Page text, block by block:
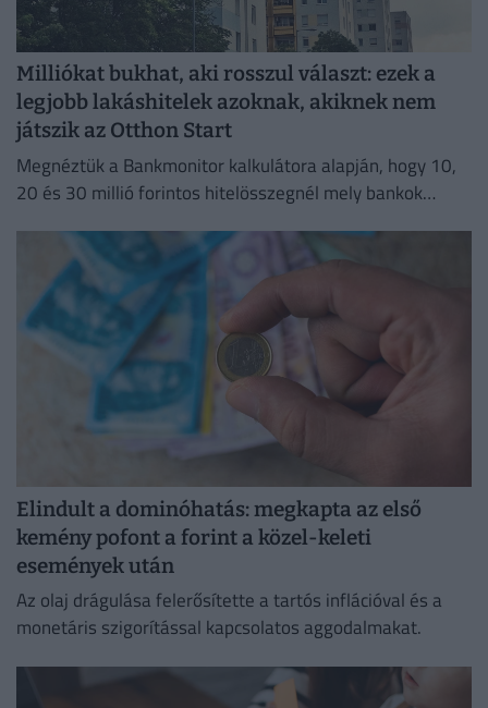
Milliókat bukhat, aki rosszul választ: ezek a
legjobb lakáshitelek azoknak, akiknek nem
játszik az Otthon Start
Megnéztük a Bankmonitor kalkulátora alapján, hogy 10,
20 és 30 millió forintos hitelösszegnél mely bankok
Elindult a dominóhatás: megkapta az első
kemény pofont a forint a közel-keleti
események után
Az olaj drágulása felerősítette a tartós inflációval és a
monetáris szigorítással kapcsolatos aggodalmakat.